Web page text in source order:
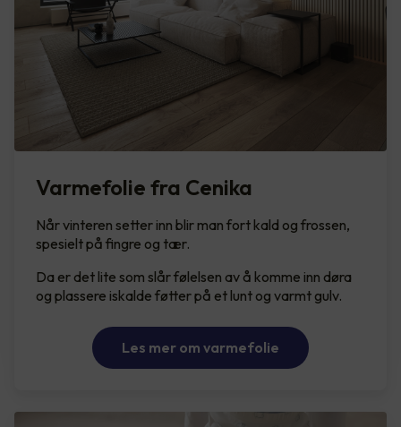
Varmefolie fra Cenika
Når vinteren setter inn blir man fort kald og frossen,
spesielt på fingre og tær.
Da er det lite som slår følelsen av å komme inn døra
og plassere iskalde føtter på et lunt og varmt gulv.
Les mer om varmefolie